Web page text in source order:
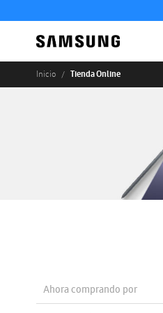
Inicio Tienda Online
Ahora comprando por